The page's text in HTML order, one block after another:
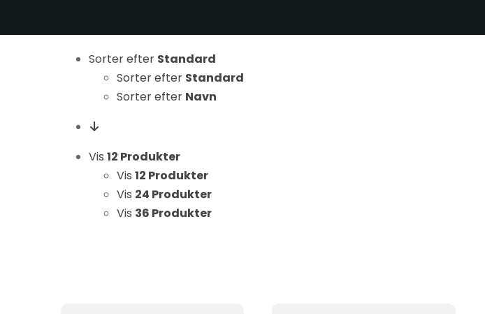
Sorter efter Standard
Sorter efter Standard
Sorter efter Navn
Vis 12 Produkter
Vis 12 Produkter
Vis 24 Produkter
Vis 36 Produkter
Nødvendige
nødvendige